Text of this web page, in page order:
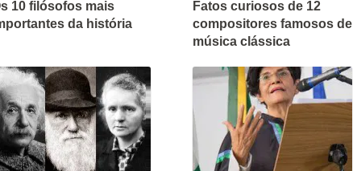
10 filósofos mais
da história
Fatos curiosos de 12
compositores famosos de
música clássica